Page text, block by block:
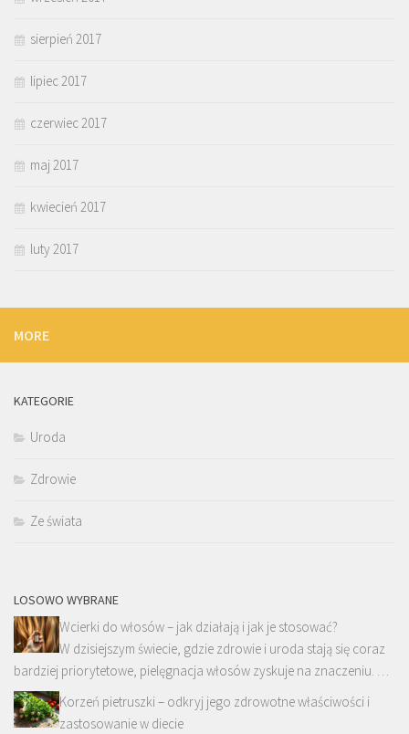
sierpień 2017
lipiec 2017
czerwiec 2017
maj 2017
kwiecień 2017
luty 2017
MORE
KATEGORIE
Uroda
Zdrowie
Ze świata
LOSOWO WYBRANE
Wcierki do włosów – jak działają i jak je stosować?
W dzisiejszym świecie, gdzie zdrowie i uroda stają się coraz
bardziej priorytetowe, pielęgnacja włosów zyskuje na znaczeniu. …
Korzeń pietruszki – odkryj jego zdrowotne właściwości i
zastosowanie w diecie